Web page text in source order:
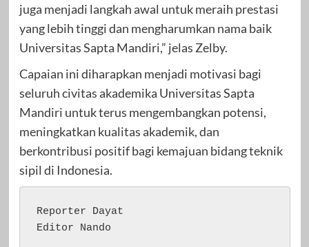
juga menjadi langkah awal untuk meraih prestasi
yang lebih tinggi dan mengharumkan nama baik
Universitas Sapta Mandiri,” jelas Zelby.
Capaian ini diharapkan menjadi motivasi bagi
seluruh civitas akademika Universitas Sapta
Mandiri untuk terus mengembangkan potensi,
meningkatkan kualitas akademik, dan
berkontribusi positif bagi kemajuan bidang teknik
sipil di Indonesia.
Reporter Dayat
Editor Nando